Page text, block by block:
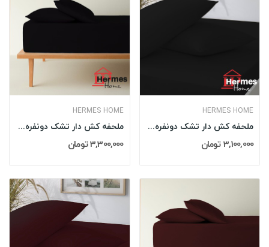
HERMES HOME
ملحفه کش دار تشک دونفره 160 کویین هرمس HERMES...
3,100,000 تومان
HERMES HOME
ملحفه کش دار تشک دونفره 180 کینگ هرمس HERMES...
3,300,000 تومان